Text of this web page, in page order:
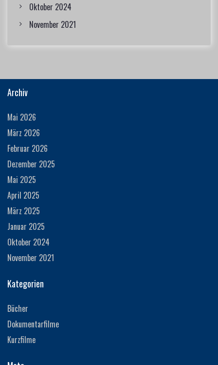
Oktober 2024
November 2021
Archiv
Mai 2026
März 2026
Februar 2026
Dezember 2025
Mai 2025
April 2025
März 2025
Januar 2025
Oktober 2024
November 2021
Kategorien
Bücher
Dokumentarfilme
Kurzfilme